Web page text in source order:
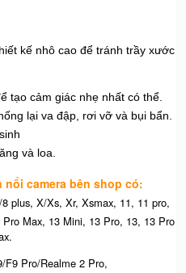
kế nhô cao để tránh trầy xước
tạo cảm giác nhẹ nhất có thể.
lại va đập, rơi vỡ và bụi bẩn.
và loa.
nổi camera bên shop có:
plus, X/Xs, Xr, Xsmax, 11, 11 pro,
Max, 13 Mini, 13 Pro, 13, 13 Pro
Pro/Realme 2 Pro,